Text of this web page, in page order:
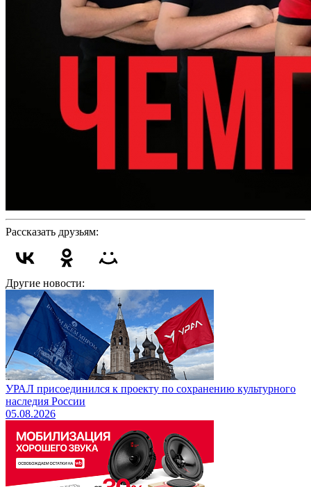
Рассказать друзьям:
Другие новости:
УРАЛ присоединился к проекту по сохранению культурного
наследия России
05.08.2026